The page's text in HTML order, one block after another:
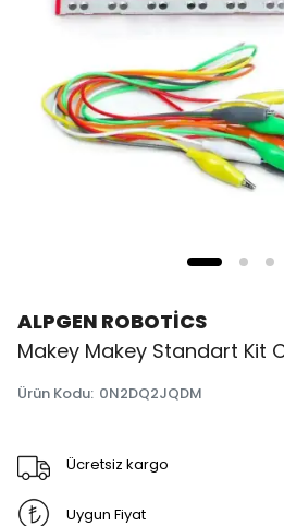
ALPGEN ROBOTİCS
Makey Makey Standart Kit
Ürün Kodu: 0N2DQ2JQDM
Ücretsiz kargo
Uygun Fiyat